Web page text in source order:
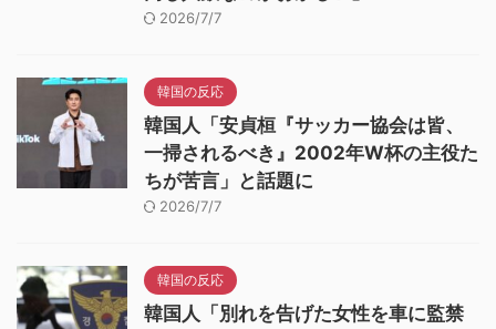
2026/7/7
韓国の反応
韓国人「安貞桓『サッカー協会は皆、
一掃されるべき』2002年W杯の主役た
ちが苦言」と話題に
2026/7/7
韓国の反応
韓国人「別れを告げた女性を車に監禁